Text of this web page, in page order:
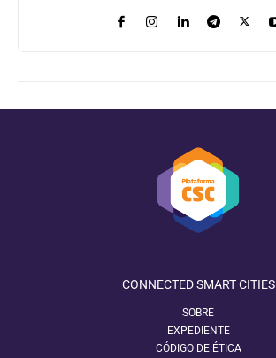
CONNECTED SMART CITIES
SOBRE
EXPEDIENTE
CÓDIGO DE ÉTICA